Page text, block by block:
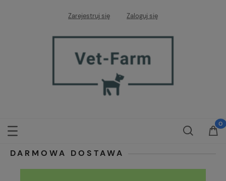
Zarejestruj się Zaloguj się
DARMOWA DOSTAWA